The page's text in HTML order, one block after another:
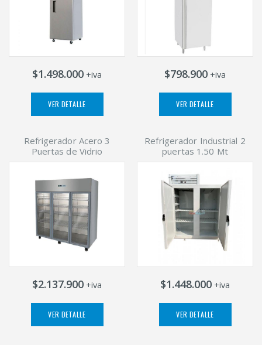
$1.498.000 +iva
VER DETALLE
$798.900 +iva
VER DETALLE
Refrigerador Acero 3
Puertas de Vidrio
$2.137.900 +iva
VER DETALLE
Refrigerador Industrial 2
puertas 1.50 Mt
$1.448.000 +iva
VER DETALLE